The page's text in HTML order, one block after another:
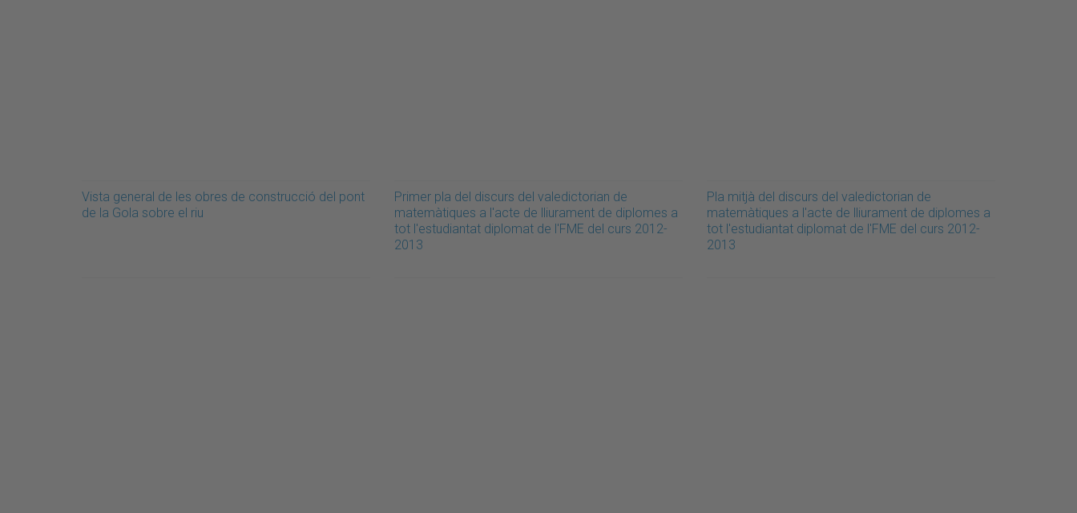
Vista general de les obres de construcció del pont
de la Gola sobre el riu
Primer pla del discurs del valedictorian de
matemàtiques a l'acte de lliurament de diplomes a
tot l'estudiantat diplomat de l'FME del curs 2012-
2013
Pla mitjà del discurs del valedictorian de
matemàtiques a l'acte de lliurament de diplomes a
tot l'estudiantat diplomat de l'FME del curs 2012-
2013